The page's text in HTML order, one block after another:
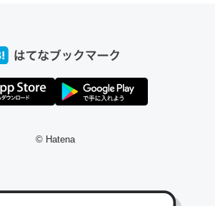
からないですよ。参考：
いだった遠方の父67歳と僕。ITツール導入で
© Hatena